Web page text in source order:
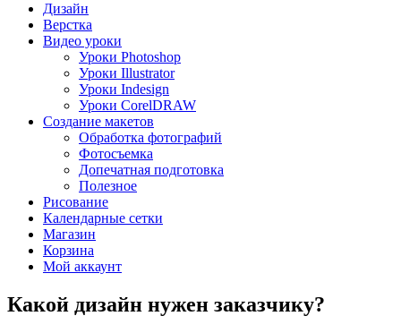
Дизайн
Верстка
Видео уроки
Уроки Photoshop
Уроки Illustrator
Уроки Indesign
Уроки CorelDRAW
Создание макетов
Обработка фотографий
Фотосъемка
Допечатная подготовка
Полезное
Рисование
Календарные сетки
Магазин
Корзина
Мой аккаунт
Какой дизайн нужен заказчику?